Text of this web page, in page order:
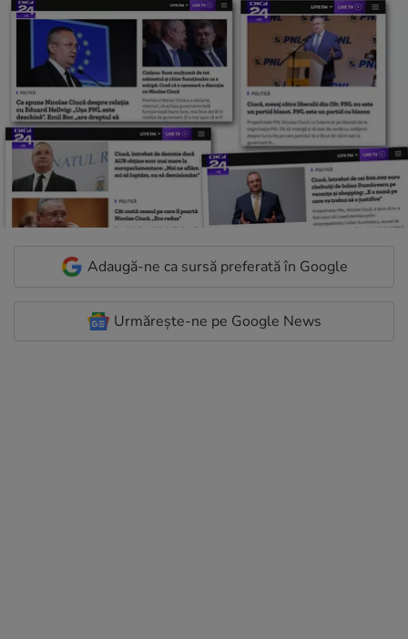
Adaugă-ne ca sursă preferată în Google
Urmărește-ne pe Google News